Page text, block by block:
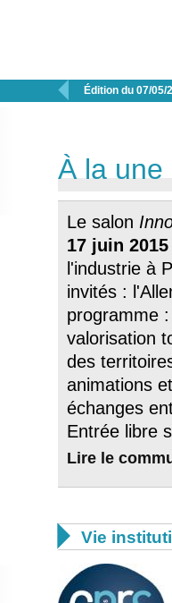
 Édition du 07/05/
À la une
Le salon
17 juin
l'industrie à
invités :
programme
valorisation
des
animations
échanges
Entrée libre
Lire le
 Vie